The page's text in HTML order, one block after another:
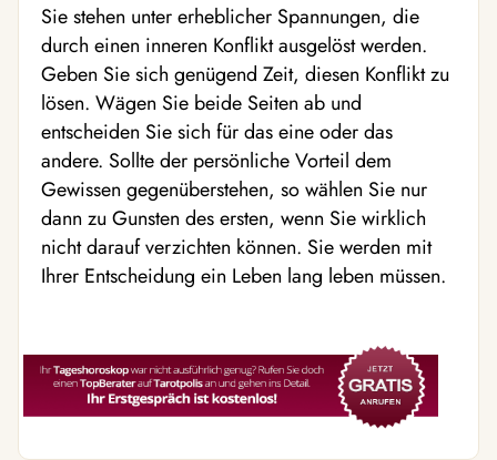
Sie stehen unter erheblicher Spannungen, die
durch einen inneren Konflikt ausgelöst werden.
Geben Sie sich genügend Zeit, diesen Konflikt zu
lösen. Wägen Sie beide Seiten ab und
entscheiden Sie sich für das eine oder das
andere. Sollte der persönliche Vorteil dem
Gewissen gegenüberstehen, so wählen Sie nur
dann zu Gunsten des ersten, wenn Sie wirklich
nicht darauf verzichten können. Sie werden mit
Ihrer Entscheidung ein Leben lang leben müssen.